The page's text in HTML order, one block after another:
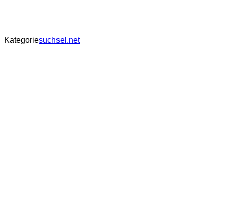
Kategoriesuchsel.net